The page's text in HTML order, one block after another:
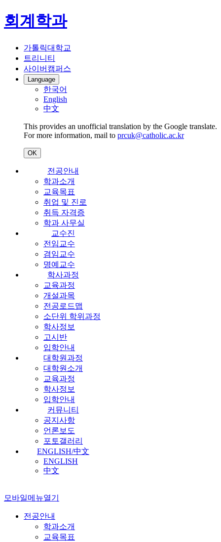
회계학과
가톨릭대학교
트리니티
사이버캠퍼스
Language
한국어
English
中文
This provides an unofficial translation by the Google translate.
For more information, mail to prcuk@catholic.ac.kr
OK
전공안내
학과소개
교육목표
취업 및 진로
취득 자격증
학과 사무실
교수진
전임교수
겸임교수
명예교수
학사과정
교육과정
개설과목
전공로드맵
소단위 학위과정
학사정보
고시반
입학안내
대학원과정
대학원소개
교육과정
학사정보
입학안내
커뮤니티
공지사항
언론보도
포토갤러리
ENGLISH/中文
ENGLISH
中文
모바일메뉴열기
전공안내
학과소개
교육목표